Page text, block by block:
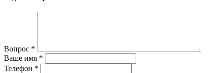
Вопрос *
Ваше имя *
Телефон *